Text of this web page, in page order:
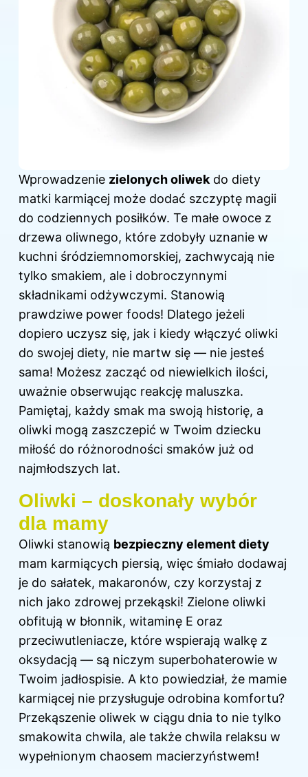
Wprowadzenie zielonych oliwek do diety
matki karmiącej może dodać szczyptę magii
do codziennych posiłków. Te małe owoce z
drzewa oliwnego, które zdobyły uznanie w
kuchni śródziemnomorskiej, zachwycają nie
tylko smakiem, ale i dobroczynnymi
składnikami odżywczymi. Stanowią
prawdziwe power foods! Dlatego jeżeli
dopiero uczysz się, jak i kiedy włączyć oliwki
do swojej diety, nie martw się — nie jesteś
sama! Możesz zacząć od niewielkich ilości,
uważnie obserwując reakcję maluszka.
Pamiętaj, każdy smak ma swoją historię, a
oliwki mogą zaszczepić w Twoim dziecku
miłość do różnorodności smaków już od
najmłodszych lat.
Oliwki – doskonały wybór
dla mamy
Oliwki stanowią bezpieczny element diety
mam karmiących piersią, więc śmiało dodawaj
je do sałatek, makaronów, czy korzystaj z
nich jako zdrowej przekąski! Zielone oliwki
obfitują w błonnik, witaminę E oraz
przeciwutleniacze, które wspierają walkę z
oksydacją — są niczym superbohaterowie w
Twoim jadłospisie. A kto powiedział, że mamie
karmiącej nie przysługuje odrobina komfortu?
Przekąszenie oliwek w ciągu dnia to nie tylko
smakowita chwila, ale także chwila relaksu w
wypełnionym chaosem macierzyństwem!